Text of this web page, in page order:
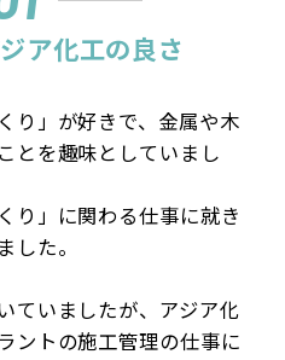
ア化工の良さ
り」が好きで、金属や木
とを趣味としていまし
り」に関わる仕事に就き
した。
ていましたが、アジア化
ントの施工管理の仕事に